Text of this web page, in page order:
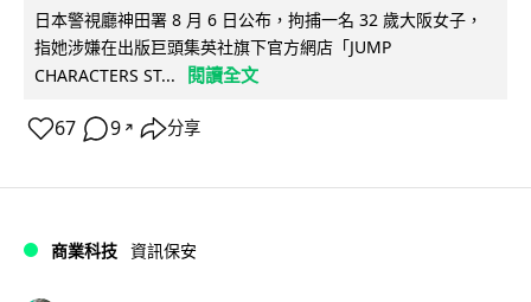
日本警視廳神田署 8 月 6 日公布，拘捕一名 32 歲大阪女子，
指她涉嫌在出版巨頭集英社旗下官方網店「JUMP
CHARACTERS ST...
閱讀全文
67 9 ↗ 分享
商業科技 資訊保安